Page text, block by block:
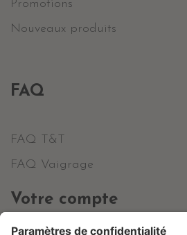
Promotions
Nouveaux produits
FAQ
FAQ T&T
FAQ Vaigrage
Votre compte